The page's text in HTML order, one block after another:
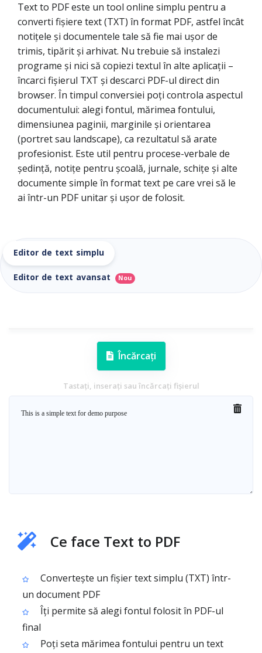
Text to PDF este un tool online simplu pentru a
converti fișiere text (TXT) în format PDF, astfel încât
notițele și documentele tale să fie mai ușor de
trimis, tipărit și arhivat. Nu trebuie să instalezi
programe și nici să copiezi textul în alte aplicații –
încarci fișierul TXT și descarci PDF-ul direct din
browser. În timpul conversiei poți controla aspectul
documentului: alegi fontul, mărimea fontului,
dimensiunea paginii, marginile și orientarea
(portret sau landscape), ca rezultatul să arate
profesionist. Este util pentru procese-verbale de
ședință, notițe pentru școală, jurnale, schițe și alte
documente simple în format text pe care vrei să le
ai într-un PDF unitar și ușor de folosit.
Editor de text simplu
Editor de text avansat
Nou
Încărcați
Tastați, inserați sau încărcați fișierul
Ce face Text to PDF
Convertește un fișier text simplu (TXT) într-
un document PDF
Îți permite să alegi fontul folosit în PDF-ul
final
Poți seta mărimea fontului pentru un text